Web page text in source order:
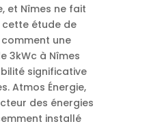
et Nîmes ne fait
cette étude de
une
3kWc à Nîmes
significative
Atmos Énergie,
des énergies
installé